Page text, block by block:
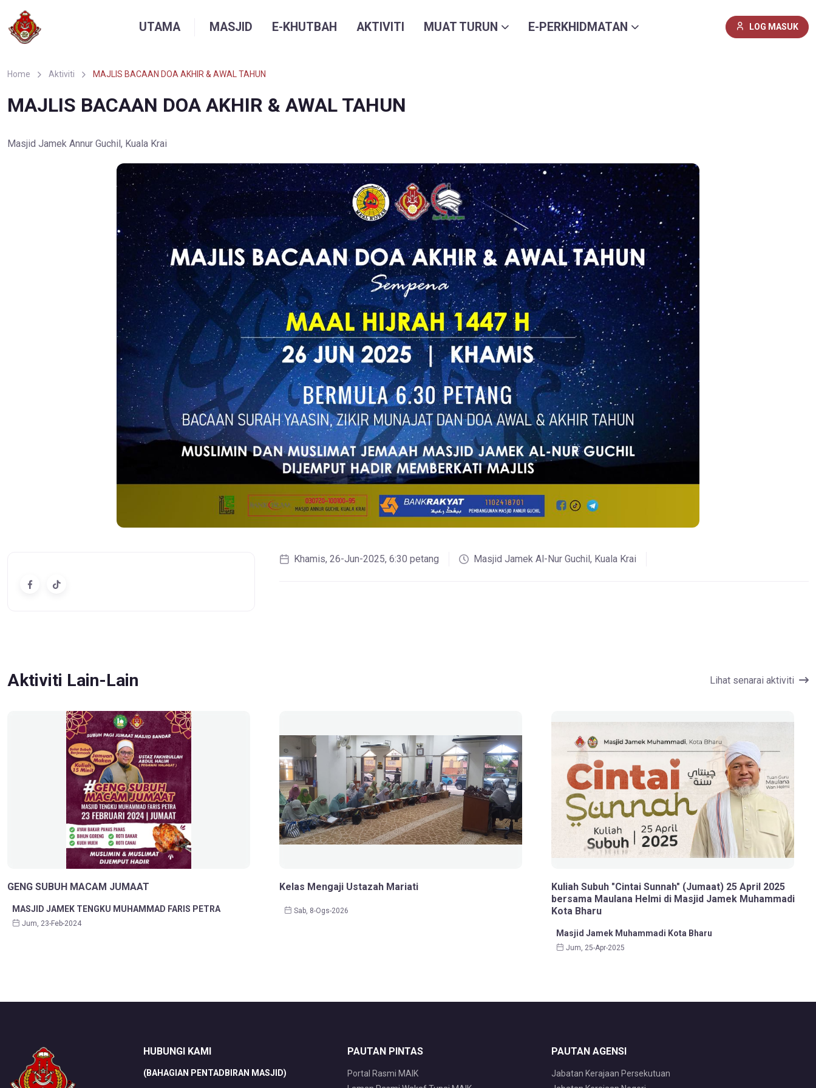
LOG MASUK
UTAMA MASJID E-KHUTBAH AKTIVITI MUAT TURUN E-PERKHIDMATAN
Home Aktiviti MAJLIS BACAAN DOA AKHIR & AWAL TAHUN
MAJLIS BACAAN DOA AKHIR & AWAL TAHUN
Masjid Jamek Annur Guchil, Kuala Krai
Khamis, 26-Jun-2025, 6:30 petang Masjid Jamek Al-Nur Guchil, Kuala Krai
Aktiviti Lain-Lain Lihat senarai aktiviti
GENG SUBUH MACAM JUMAAT
MASJID JAMEK TENGKU MUHAMMAD FARIS PETRA
Jum, 23-Feb-2024
Kelas Mengaji Ustazah Mariati
Sab, 8-Ogs-2026
Kuliah Subuh "Cintai Sunnah" (Jumaat) 25 April 2025
bersama Maulana Helmi di Masjid Jamek Muhammadi
Kota Bharu
Masjid Jamek Muhammadi Kota Bharu
Jum, 25-Apr-2025
HUBUNGI KAMI
(BAHAGIAN PENTADBIRAN MASJID)
PAUTAN PINTAS
Portal Rasmi MAIK
PAUTAN AGENSI
Jabatan Kerajaan Persekutuan